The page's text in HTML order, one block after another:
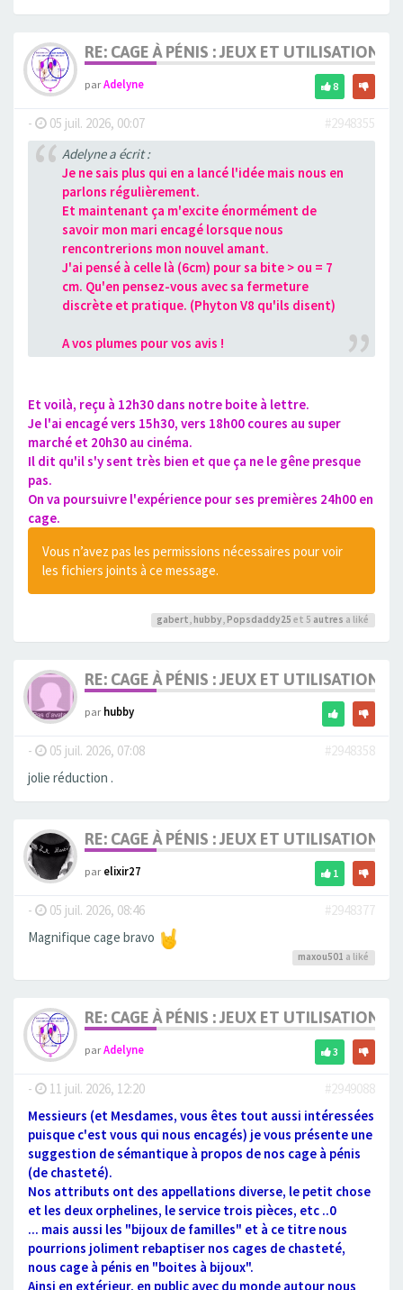
RE: CAGE À PÉNIS : JEUX ET UTILISATION,
parAdelyne 8
- 05 juil. 2026, 00:07
#2948355
Adelyne a écrit :
Je ne sais plus qui en a lancé l'idée mais nous en
parlons régulièrement.
Et maintenant ça m'excite énormément de
savoir mon mari encagé lorsque nous
rencontrerions mon nouvel amant.
J'ai pensé à celle là (6cm) pour sa bite > ou = 7
cm. Qu'en pensez-vous avec sa fermeture
discrète et pratique. (Phyton V8 qu'ils disent)
A vos plumes pour vos avis !
Et voilà, reçu à 12h30 dans notre boite à lettre.
Je l'ai encagé vers 15h30, vers 18h00 coures au super
marché et 20h30 au cinéma.
Il dit qu'il s'y sent très bien et que ça ne le gêne presque
pas.
On va poursuivre l'expérience pour ses premières 24h00 en
cage.
Vous n’avez pas les permissions nécessaires pour voir
les fichiers joints à ce message.
gabert hubby Popsdaddy25 et 5 autres a liké
RE: CAGE À PÉNIS : JEUX ET UTILISATION,
parhubby
- 05 juil. 2026, 07:08
#2948358
jolie réduction .
RE: CAGE À PÉNIS : JEUX ET UTILISATION,
parelixir27 1
- 05 juil. 2026, 08:46
#2948377
Magnifique cage bravo
maxou501 a liké
RE: CAGE À PÉNIS : JEUX ET UTILISATION,
parAdelyne 3
- 11 juil. 2026, 12:20
#2949088
Messieurs (et Mesdames, vous êtes tout aussi intéressées
puisque c'est vous qui nous encagés) je vous présente une
suggestion de sémantique à propos de nos cage à pénis
(de chasteté).
Nos attributs ont des appellations diverse, le petit chose
et les deux orphelines, le service trois pièces, etc ..0
... mais aussi les "bijoux de familles" et à ce titre nous
pourrions joliment rebaptiser nos cages de chasteté,
nous cage à pénis en "boites à bijoux".
Ainsi en extérieur, en public avec du monde autour nous